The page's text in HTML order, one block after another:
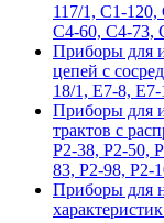
117/1, С1-
С4-60, С4-73,
Приборы для
цепей с
18/1, Е7-8,
Приборы для
трактов с
Р2-38, Р2-50,
83, Р2-98, Р2-
Приборы для